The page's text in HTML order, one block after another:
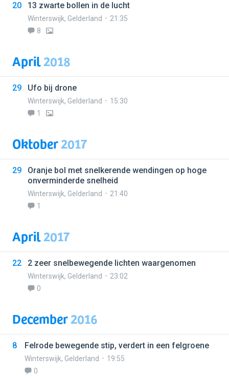
20 13 zwarte bollen in de lucht
Winterswijk, Gelderland
21:35
8
April2018
29 Ufo bij drone
Winterswijk, Gelderland
15:30
1
Oktober2017
29
Oranje bol met snelkerende wendingen op hoge
onverminderde snelheid
Winterswijk, Gelderland
21:40
1
April2017
22 2 zeer snelbewegende lichten waargenomen
Winterswijk, Gelderland
23:02
0
December2016
8 Felrode bewegende stip, verdert in een felgroene
Winterswijk, Gelderland
19:55
0